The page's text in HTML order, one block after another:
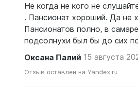
Не когда не кого не
. Пансионат хороший. Да не
Пансионатов полно, в
подсолнухи был бы до сих
Оксана Палий 15 августа
Отзыв оставлен на Yandex.ru